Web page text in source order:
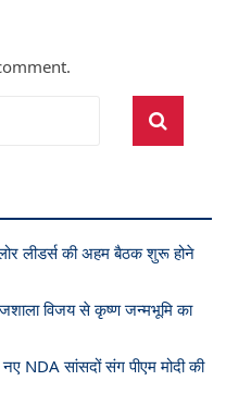
लीडर्स की अहम बैठक शुरू होने
विजय से कृष्ण जन्मभूमि का
NDA सांसदों संग पीएम मोदी की